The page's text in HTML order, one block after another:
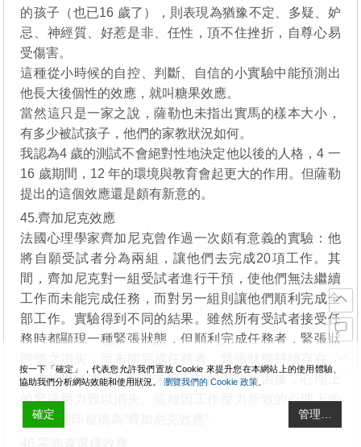
的孩子（也已16 歲了），則表現為猶豫不定、多疑、妒
忌、神經質、好惹是非、任性，頂不住挫折，自尊心易
受傷害。
這種從小時候的自控、判斷、自信的小實驗中能預測出
他長大後個性的效應，就叫糖果效應。
當然這只是一家之說，薩勒也未指出實馬的樣本大小，
有多少被試孩子，他們的家教狀況如何。
我認為4 歲的測試不會絕對性地決定他以後的人格，4 一
16 歲期間，12 年的環境與教育會起更大的作用。但薩勒
提出的這個效應還是頗有新意的。
45.齊加尼克效應
法國心理學家齊加尼克曾作過一次頗有意義的實驗：他
將自願受試者分為兩組，讓他們去完成20項工作。其
間，齊加尼克對一組受試者進行干預，使他們無法繼續
工作而未能完成任務，而對另一組則讓他們順利完成全
部工作。實驗得到不同的結果。雖然所有受試者接受任
務時都顯現一種緊張狀態，但順利完成任務者，緊張狀
他們的思緒總是被那些未能完成的工作所困擾，心理上
的緊張壓力難以消失。這種因工作壓力所致的心理上的
緊張狀態即被稱為“齊加尼克效應”。
按一下「確定」，代表您允許我們置放 Cookie 來提升您在本網站上的使用體驗、
協助我們分析網站效能和使用狀況。 瀏覽我們的 Cookie 政策。
確定 管理…